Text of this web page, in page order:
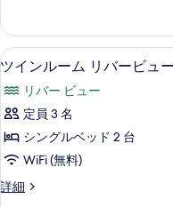
真
を
表
示
す
る
示
す
る
ッ
ド
1
台
(LARGE)
の
す
べ
ン
グ
ベ
ド
(LARGE)
の
細
ツ
ン
ル
ー
リ
6
ツインルーム リバービュ
リバー ビュー
定員 3 名
シングルベッド 2 台
WiFi (無料)
詳細
ツ